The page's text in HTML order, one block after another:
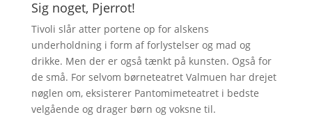
Sig noget, Pjerrot!
Tivoli slår atter portene op for alskens
underholdning i form af forlystelser og mad og
drikke. Men der er også tænkt på kunsten. Også for
de små. For selvom børneteatret Valmuen har drejet
nøglen om, eksisterer Pantomimeteatret i bedste
velgående og drager børn og voksne til.